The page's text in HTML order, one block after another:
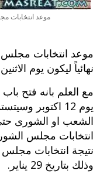
موعد انتخابات
موعد انتخابات مجلس
نهائياً ليكون يوم الاثنين الموافق
مع العلم بانه فتح
يوم 12 اكتوبر
انتخابات مجلس
وذلك بتاريخ 29 يناير.